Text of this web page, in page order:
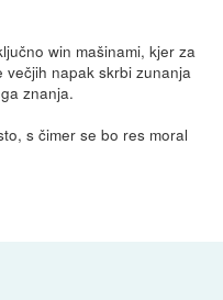
win mašinami, kjer za
napak skrbi zunanja
znanja.
s čimer se bo res moral